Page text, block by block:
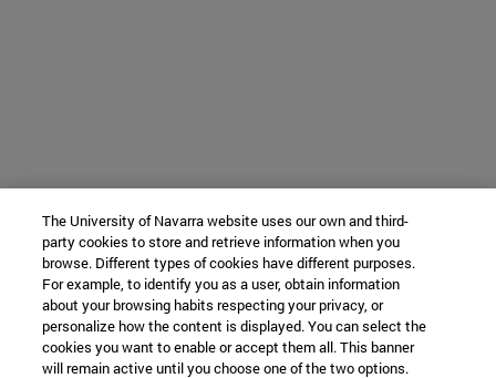
The University of Navarra website uses our own and third-
party cookies to store and retrieve information when you
browse. Different types of cookies have different purposes.
For example, to identify you as a user, obtain information
about your browsing habits respecting your privacy, or
personalize how the content is displayed. You can select the
cookies you want to enable or accept them all. This banner
will remain active until you choose one of the two options.